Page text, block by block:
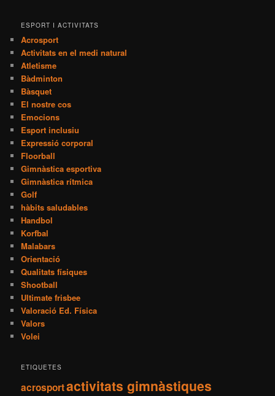
ESPORT I ACTIVITATS
Acrosport
Activitats en el medi natural
Atletisme
Bàdminton
Bàsquet
El nostre cos
Emocions
Esport inclusiu
Expressió corporal
Floorball
Gimnàstica esportiva
Gimnàstica rítmica
Golf
hàbits saludables
Handbol
Korfbal
Malabars
Orientació
Qualitats físiques
Shootball
Ultimate frisbee
Valoració Ed. Física
Valors
Volei
ETIQUETES
acrosportactivitats gimnàstiques